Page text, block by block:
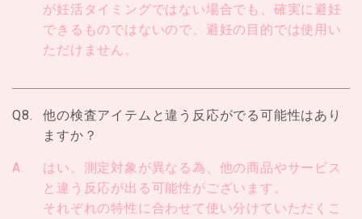
が妊活タイミングではない場合でも、確実に避妊
できるものではないので、避妊の目的では使用い
ただけません。
Q8.
他の検査アイテムと違う反応がでる可能性はあり
ますか？
A.
はい。測定対象が異なる為、他の商品やサービス
と違う反応が出る可能性がございます。
それぞれの特性に合わせて使い分けていただくこ